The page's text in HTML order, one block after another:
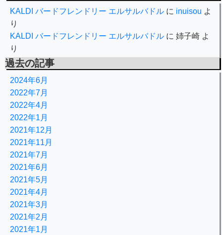
KALDI バードフレンドリー エルサルバドル に inuisou よ
り
KALDI バードフレンドリー エルサルバドル に 姉子崎 よ
り
過去の記事
2024年6月
2022年7月
2022年4月
2022年1月
2021年12月
2021年11月
2021年7月
2021年6月
2021年5月
2021年4月
2021年3月
2021年2月
2021年1月